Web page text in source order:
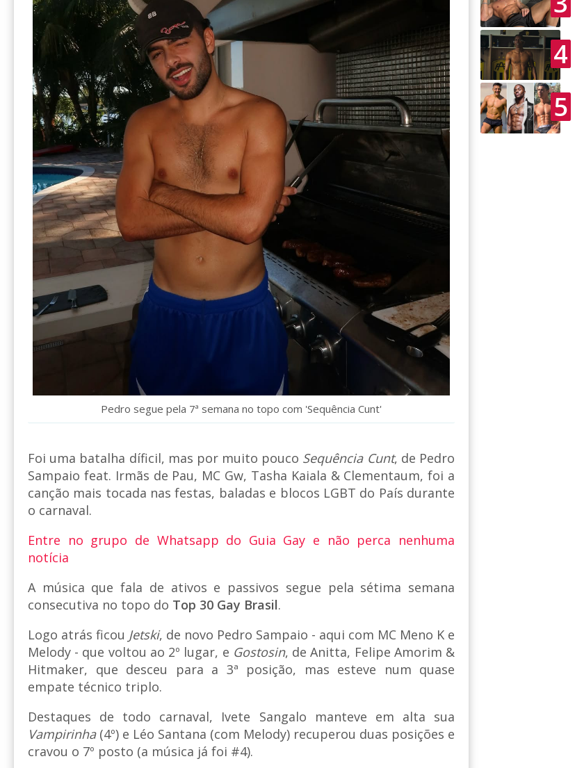
Pedro segue pela 7ª semana no topo com 'Sequência Cunt'
Foi uma batalha díficil, mas por muito pouco Sequência Cunt, de Pedro
Sampaio feat. Irmãs de Pau, MC Gw, Tasha Kaiala & Clementaum, foi a
canção mais tocada nas festas, baladas e blocos LGBT do País durante
o carnaval.
Entre no grupo de Whatsapp do Guia Gay e não perca nenhuma
notícia
A música que fala de ativos e passivos segue pela sétima semana
consecutiva no topo do Top 30 Gay Brasil.
Logo atrás ficou Jetski, de novo Pedro Sampaio - aqui com MC Meno K e
Melody - que voltou ao 2º lugar, e Gostosin, de Anitta, Felipe Amorim &
Hitmaker, que desceu para a 3ª posição, mas esteve num quase
empate técnico triplo.
Destaques de todo carnaval, Ivete Sangalo manteve em alta sua
Vampirinha(4º) e Léo Santana (com Melody) recuperou duas posições e
cravou o 7º posto (a música já foi #4).
4
5